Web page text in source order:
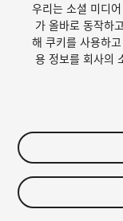
$15
세금/부가세는 결제 시
우리는 소셜 미디
가 올바로 동작하
해 쿠키를 사용하
용 정보를 회사의